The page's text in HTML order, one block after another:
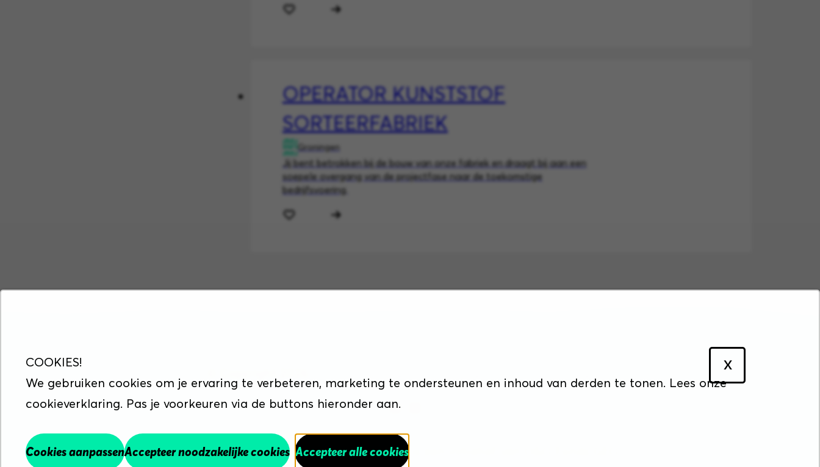
X
COOKIES!
We gebruiken cookies om je ervaring te verbeteren, marketing te ondersteunen en inhoud van derden te tonen. Lees onze
cookieverklaring. Pas je voorkeuren via de buttons hieronder aan.
Accepteer alle cookies
Accepteer noodzakelijke cookies
Cookies aanpassen
OPERATOR KUNSTSTOF
SORTEERFABRIEK
Groningen
Jij bent betrokken bij de bouw van onze fabriek en draagt bij aan een
soepele overgang van de projectfase naar de toekomstige
bedrijfsvoering.
Maak werk van een schonere wereld is een initiatief van O&O Fonds GEO.